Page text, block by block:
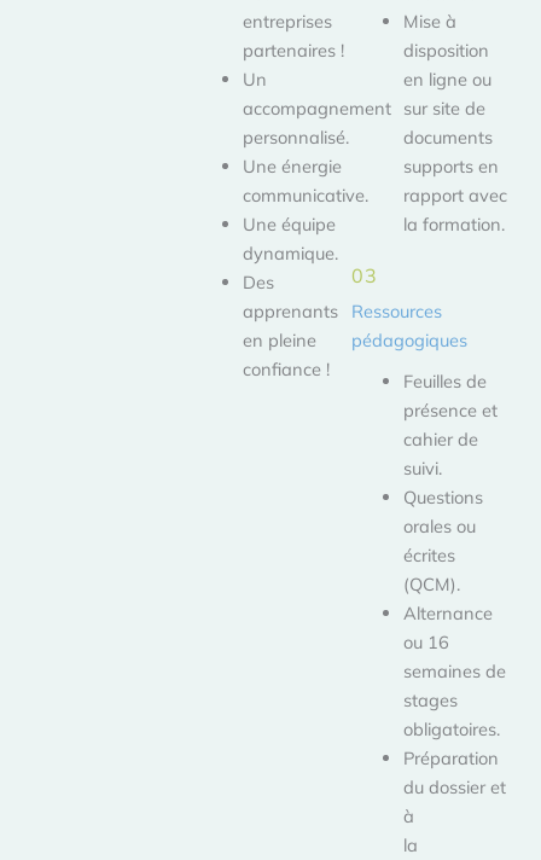
entreprises
partenaires !
Un
accompagnement
personnalisé.
Une énergie
communicative.
Une équipe
dynamique.
Des
apprenants
en pleine
confiance !
Mise à
disposition
en ligne ou
sur site de
documents
supports en
rapport avec
la formation.
03
Ressources
pédagogiques
Feuilles de
présence et
cahier de
suivi.
Questions
orales ou
écrites
(QCM).
Alternance
ou 16
semaines de
stages
obligatoires.
Préparation
du dossier et
à
la